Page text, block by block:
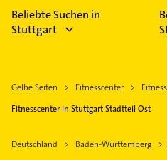
Beliebte Suchen in
Stuttgart
Gelbe Seiten Fitnesscenter
Fitnesscenter in Stuttgart Stadtteil Ost
Deutschland Baden-Württemberg